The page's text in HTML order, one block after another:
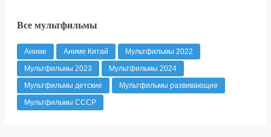
Все мультфильмы
Аниме Аниме Китай
Мультфильмы 2022
Мультфильмы 2023
Мультфильмы 2024
Мультфильмы детские
Мультфильмы развивающие
Мультфильмы СССР